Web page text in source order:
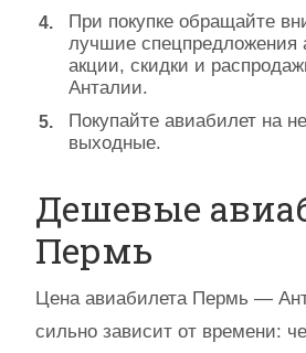
При покупке обращайте
лучшие спецпредложения
акции, скидки и
Анталии.
Покупайте авиабилет на
выходные.
Дешевые
Пермь
Цена авиабилета Пермь —
сильно зависит от времени: